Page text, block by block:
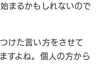
まるかもしれないので
けた言い方をさせて
すよね。個人の方から